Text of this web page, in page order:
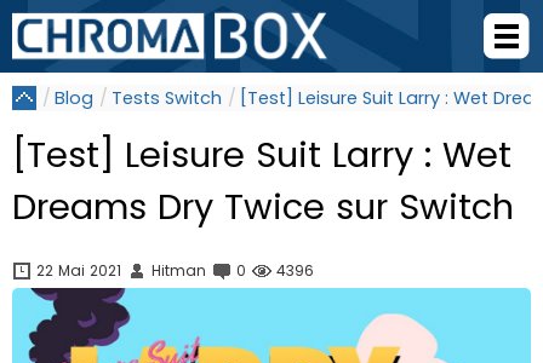
Blog Tests Switch [Test] Leisure Suit Larry : Wet
[Test] Leisure Suit Larry : Wet
Dreams Dry Twice sur Switch
22 Mai 2021 Hitman 0 4396